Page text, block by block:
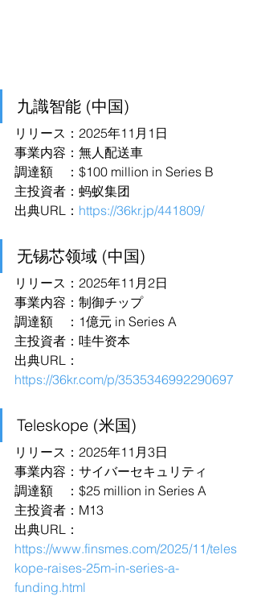
九識智能 (中国)
リリース：2025年11月1日
事業内容：無人配送車
調達額　：$100 million in Series B
主投資者：蚂蚁集团
出典URL： https://36kr.jp/441809/
无锡芯领域 (中国)
リリース：2025年11月2日
事業内容：制御チップ
調達額　：1億元 in Series A
主投資者：哇牛资本
出典URL：
https://36kr.com/p/3535346992290697
Teleskope (米国)
リリース：2025年11月3日
事業内容：サイバーセキュリティ
調達額　：$25 million in Series A
主投資者：M13
出典URL：
https://www.finsmes.com/2025/11/teles
kope-raises-25m-in-series-a-
funding.html